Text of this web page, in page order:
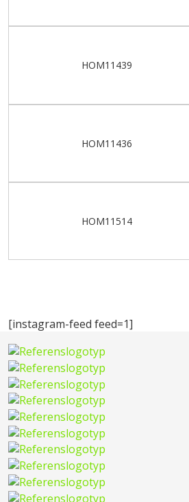
HOM11439
HOM11436
HOM11514
[instagram-feed feed=1]